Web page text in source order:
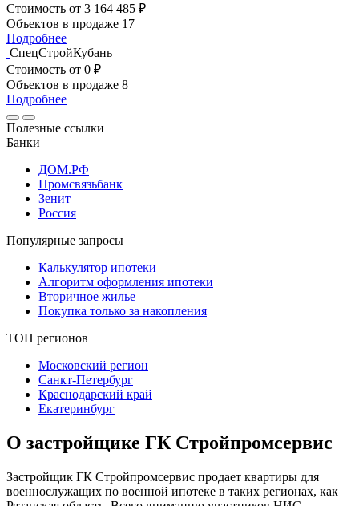
Стоимость от 3 164 485 ₽
Объектов в продаже 17
Подробнее
СпецСтройКубань
Стоимость от 0 ₽
Объектов в продаже 8
Подробнее
Полезные ссылки
Банки
ДОМ.РФ
Промсвязьбанк
Зенит
Россия
Популярные запросы
Калькулятор ипотеки
Алгоритм оформления ипотеки
Вторичное жилье
Покупка только за накопления
ТОП регионов
Московский регион
Санкт-Петербург
Краснодарский край
Екатеринбург
О застройщике ГК Стройпромсервис
Застройщик ГК Стройпромсервис продает квартиры для
военнослужащих по военной ипотеке в таких регионах, как